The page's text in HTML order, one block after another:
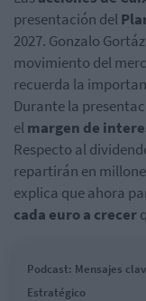
presentación del
2027. Gonzalo
movimiento del
recuerda la
Durante la
elmargen de
Respecto al
repartirán en
explica que ahora
cada euro a crecer
Podcast: Mensajes
Estratégico